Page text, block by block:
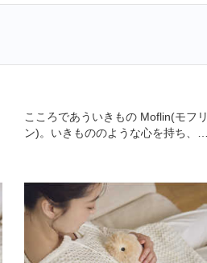
こころであういきもの Moflin(モフリ
ン)。いきもののような心を持ち、心